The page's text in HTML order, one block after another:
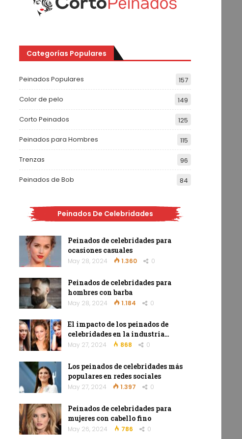
Categorías Populares
Peinados Populares 157
Color de pelo 149
Corto Peinados 125
Peinados para Hombres 115
Trenzas 96
Peinados de Bob 84
Peinados De Celebridades
Peinados de celebridades para
ocasiones casuales
May 28, 2024 1.360 0
Peinados de celebridades para
hombres con barba
May 28, 2024 1.184 0
El impacto de los peinados de
celebridades en la industria…
May 27, 2024 868 0
Los peinados de celebridades más
populares en redes sociales
May 27, 2024 1.397 0
Peinados de celebridades para
mujeres con cabello fino
May 26, 2024 786 0